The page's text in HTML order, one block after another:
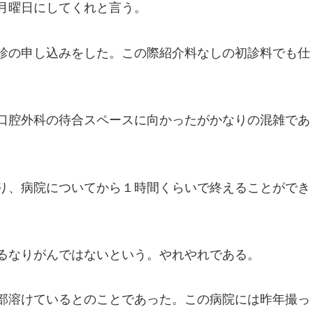
日にしてくれと言う。
申し込みをした。この際紹介料なしの初診料でも仕
外科の待合スペースに向かったがかなりの混雑であ
病院についてから１時間くらいで終えることができ
りがんではないという。やれやれである。
けているとのことであった。この病院には昨年撮っ